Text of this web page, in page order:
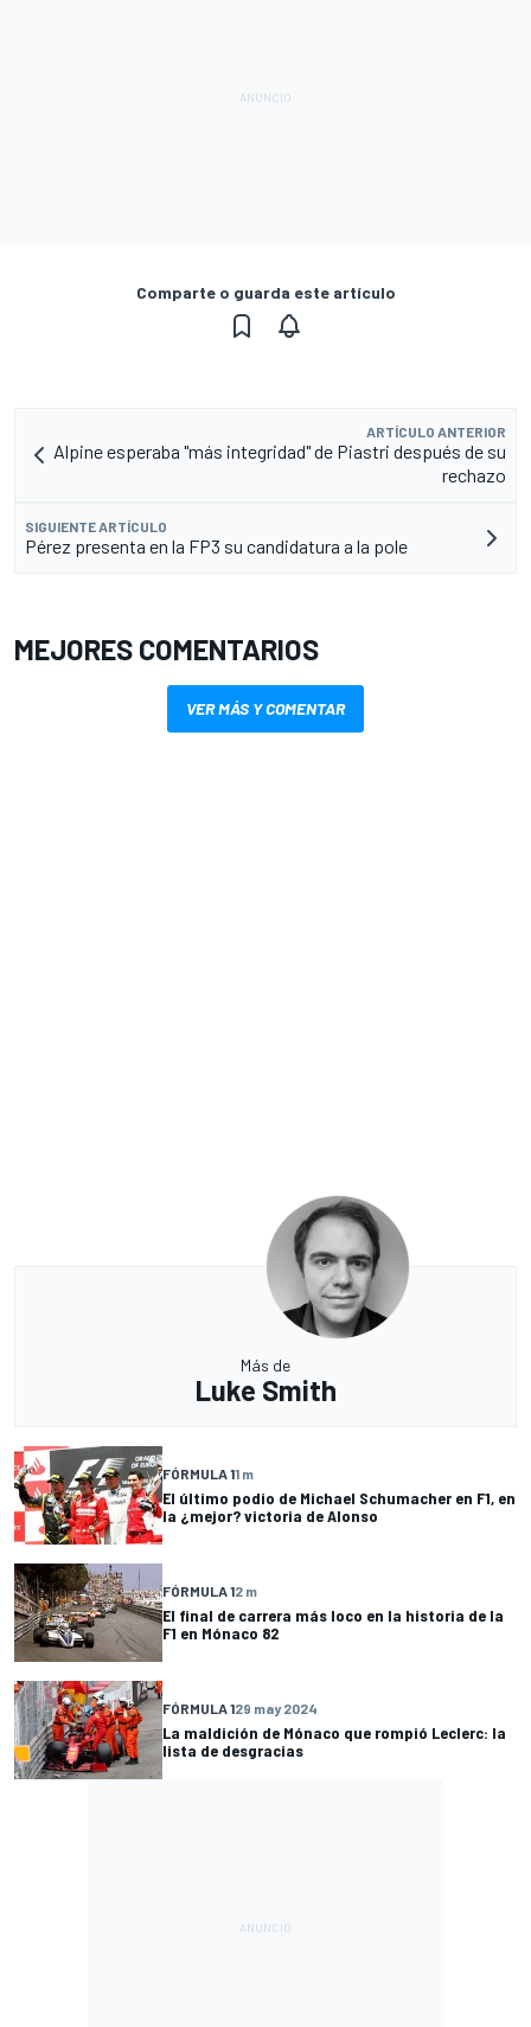
Comparte o guarda este artículo
ARTÍCULO ANTERIOR
Alpine esperaba "más integridad" de Piastri después de su
rechazo
SIGUIENTE ARTÍCULO
Pérez presenta en la FP3 su candidatura a la pole
MEJORES COMENTARIOS
VER MÁS Y COMENTAR
Más de
Luke Smith
FÓRMULA 11 m
El último podio de Michael Schumacher en F1, en
la ¿mejor? victoria de Alonso
FÓRMULA 12 m
El final de carrera más loco en la historia de la
F1 en Mónaco 82
FÓRMULA 129 may 2024
La maldición de Mónaco que rompió Leclerc: la
lista de desgracias